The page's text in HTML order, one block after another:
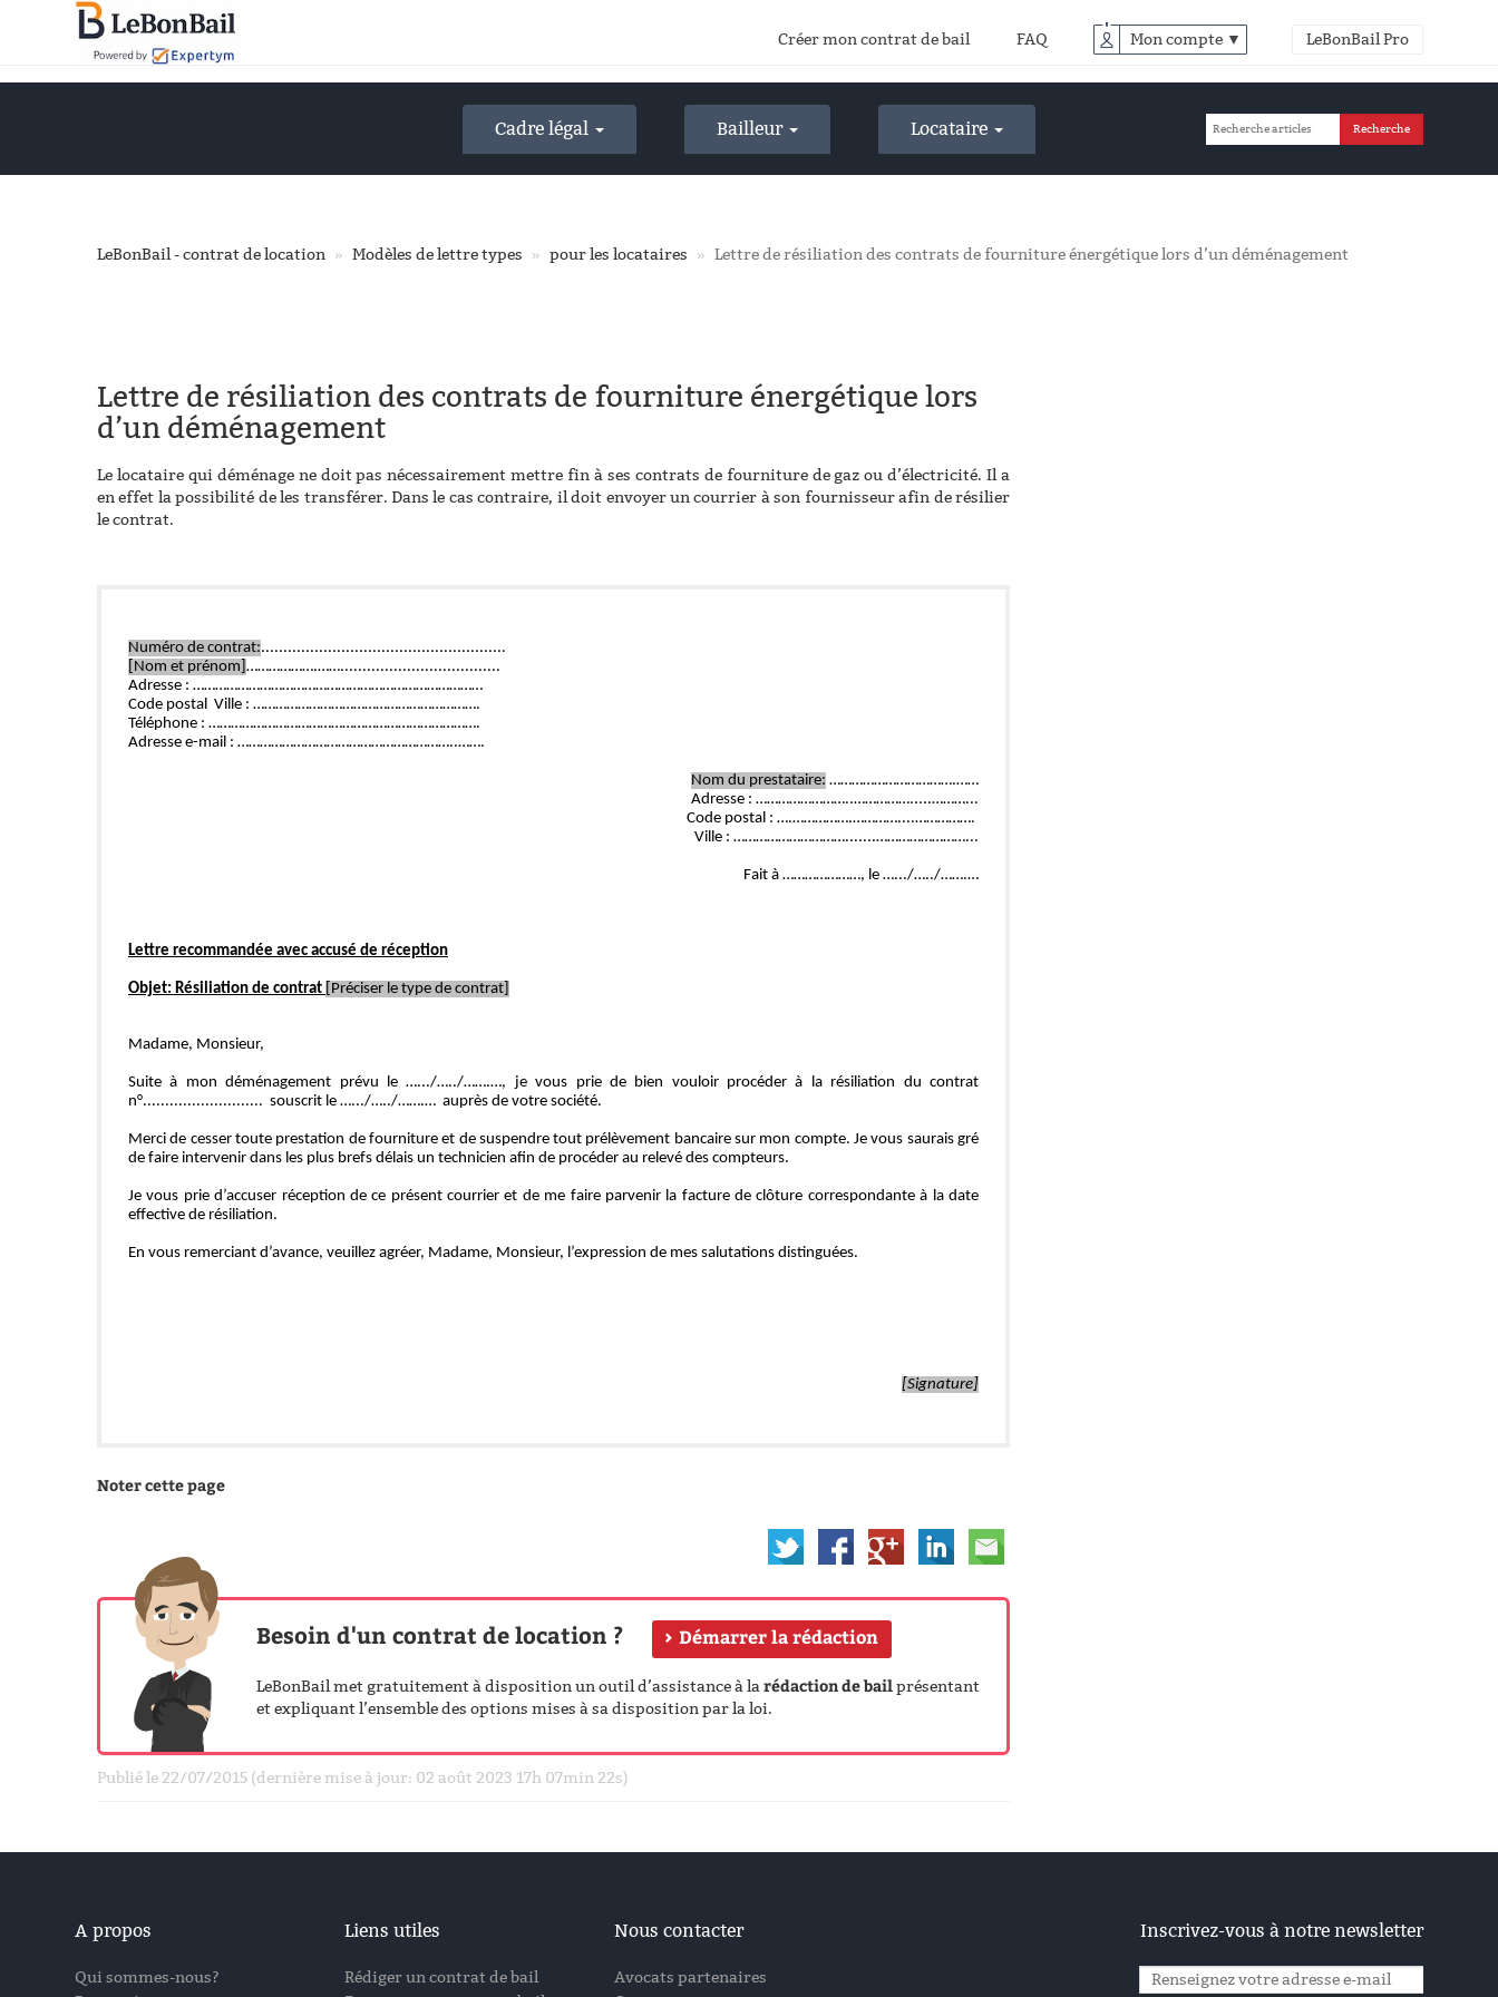
Créer mon contrat de bail FAQ Mon compte ▼ LeBonBail Pro
Cadre légal Bailleur Locataire
LeBonBail - contrat de location Modèles de lettre types pour les locataires Lettre de résiliation des contrats de fourniture énergétique lors d’un déménagement
Lettre de résiliation des contrats de fourniture énergétique lors
d’un déménagement
Le locataire qui déménage ne doit pas nécessairement mettre fin à ses contrats de fourniture de gaz ou d’électricité. Il a
en effet la possibilité de les transférer. Dans le cas contraire, il doit envoyer un courrier à son fournisseur afin de résilier
le contrat.
Numéro de contrat:.......................................................
[Nom et prénom] ……………….……....................................
Adresse : ……………………………………………………………………
Code postal  Ville : …………………………………………………….
Téléphone : ……………………………………………………………….
Adresse e-mail : …………………………………………………..…….
Nom du prestataire: …………………………….……
Adresse : ……………………..…………….....………...
Code postal : ….…………….…………....…………….
Ville : ………………………….......……………………...
	Fait à …………………, le ….../…../…….…
Lettre recommandée avec accusé de réception
Objet: Résiliation de contrat [Préciser le type de contrat]
Madame, Monsieur,
Suite à mon déménagement prévu le ….../…../…….…, je vous prie de bien vouloir procéder à la résiliation du contrat
n°...........................  souscrit le ….../…../…….…  auprès de votre société.
Merci de cesser toute prestation de fourniture et de suspendre tout prélèvement bancaire sur mon compte. Je vous saurais gré
de faire intervenir dans les plus brefs délais un technicien afin de procéder au relevé des compteurs.
Je vous prie d’accuser réception de ce présent courrier et de me faire parvenir la facture de clôture correspondante à la date
effective de résiliation.
En vous remerciant d’avance, veuillez agréer, Madame, Monsieur, l’expression de mes salutations distinguées.
[Signature]
Noter cette page
Besoin d'un contrat de location ? Démarrer la rédaction
LeBonBail met gratuitement à disposition un outil d’assistance à larédaction de bailprésentant
et expliquant l’ensemble des options mises à sa disposition par la loi.
Publié le 22/07/2015 (dernière mise à jour: 02 août 2023 17h 07min 22s)
A propos
Qui sommes-nous?
Liens utiles
Rédiger un contrat de bail
Nous contacter
Avocats partenaires
Inscrivez-vous à notre newsletter